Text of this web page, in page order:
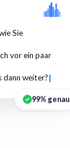
Sie
vor ein paar
dann weiter?
99% genau